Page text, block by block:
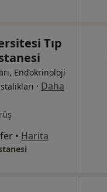
Tıp
Endokrinoloji
· Daha
• Harita